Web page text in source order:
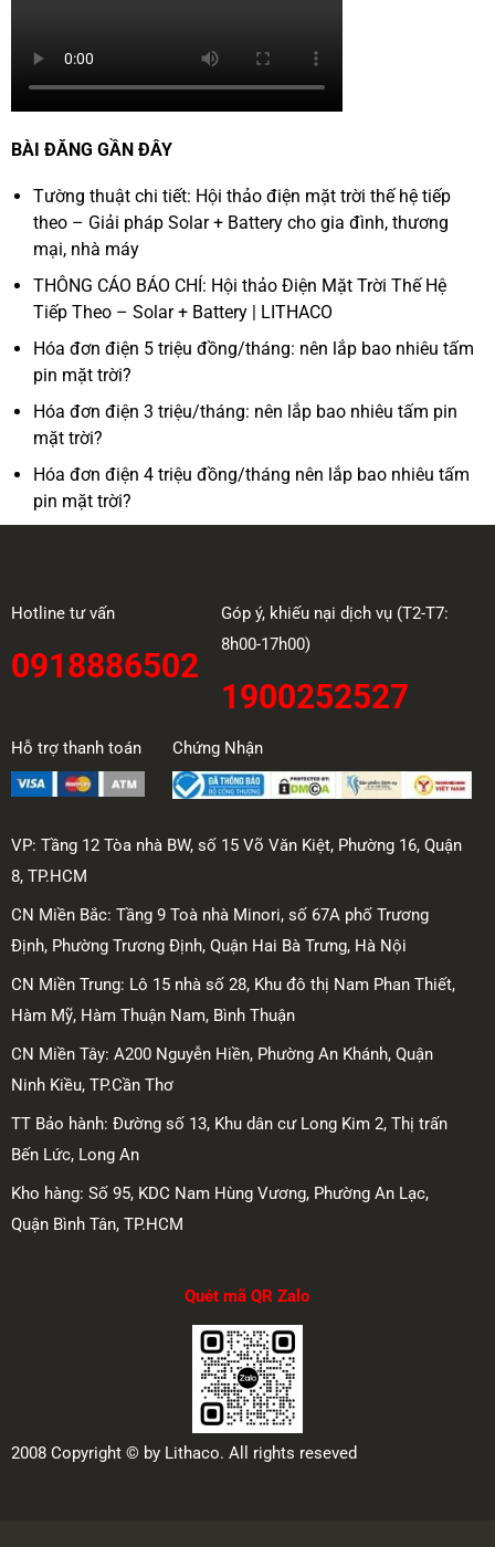
BÀI ĐĂNG GẦN ĐÂY
Tường thuật chi tiết: Hội thảo điện mặt trời thế hệ tiếp
theo – Giải pháp Solar + Battery cho gia đình, thương
mại, nhà máy
THÔNG CÁO BÁO CHÍ: Hội thảo Điện Mặt Trời Thế Hệ
Tiếp Theo – Solar + Battery | LITHACO
Hóa đơn điện 5 triệu đồng/tháng: nên lắp bao nhiêu tấm
pin mặt trời?
Hóa đơn điện 3 triệu/tháng: nên lắp bao nhiêu tấm pin
mặt trời?
Hóa đơn điện 4 triệu đồng/tháng nên lắp bao nhiêu tấm
pin mặt trời?
Hotline tư vấn
0918886502
Góp ý, khiếu nại dịch vụ (T2-T7:
8h00-17h00)
1900252527
Hỗ trợ thanh toán Chứng Nhận
VP: Tầng 12 Tòa nhà BW, số 15 Võ Văn Kiệt, Phường 16, Quận
8, TP.HCM
CN Miền Bắc: Tầng 9 Toà nhà Minori, số 67A phố Trương
Định, Phường Trương Định, Quận Hai Bà Trưng, Hà Nội
CN Miền Trung: Lô 15 nhà số 28, Khu đô thị Nam Phan Thiết,
Hàm Mỹ, Hàm Thuận Nam, Bình Thuận
CN Miền Tây: A200 Nguyễn Hiền, Phường An Khánh, Quận
Ninh Kiều, TP.Cần Thơ
TT Bảo hành: Đường số 13, Khu dân cư Long Kim 2, Thị trấn
Bến Lức, Long An
Kho hàng: Số 95, KDC Nam Hùng Vương, Phường An Lạc,
Quận Bình Tân, TP.HCM
Quét mã QR Zalo
2008 Copyright © by Lithaco. All rights reseved